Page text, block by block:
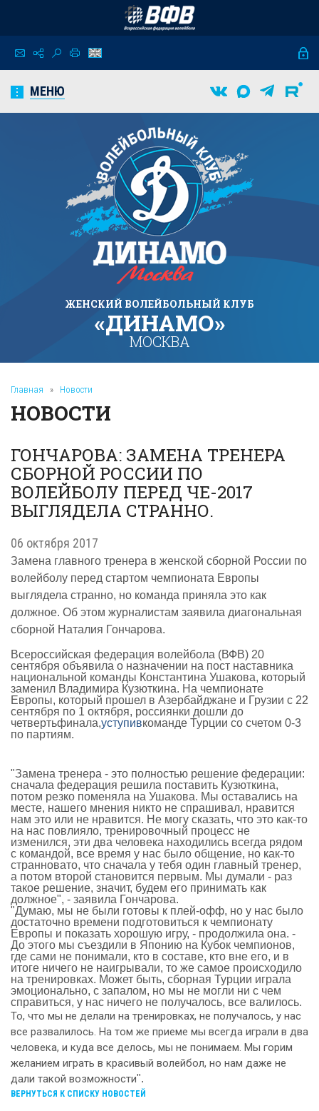
МЕНЮ
ЖЕНСКИЙ ВОЛЕЙБОЛЬНЫЙ КЛУБ
«ДИНАМО»
МОСКВА
Главная » Новости
НОВОСТИ
ГОНЧАРОВА: ЗАМЕНА ТРЕНЕРА
СБОРНОЙ РОССИИ ПО
ВОЛЕЙБОЛУ ПЕРЕД ЧЕ-2017
ВЫГЛЯДЕЛА СТРАННО.
06 октября 2017
Замена главного тренера в женской сборной России по
волейболу перед стартом чемпионата Европы
выглядела странно, но команда приняла это как
должное. Об этом журналистам заявила диагональная
сборной Наталия Гончарова.
Всероссийская федерация волейбола (ВФВ) 20
сентября объявила о назначении на пост наставника
национальной команды Константина Ушакова, который
заменил Владимира Кузюткина. На чемпионате
Европы, который прошел в Азербайджане и Грузии с 22
сентября по 1 октября, россиянки дошли до
четвертьфинала,уступивкоманде Турции со счетом 0-3
по партиям.
"Замена тренера - это полностью решение федерации:
сначала федерация решила поставить Кузюткина,
потом резко поменяла на Ушакова. Мы оставались на
месте, нашего мнения никто не спрашивал, нравится
нам это или не нравится. Не могу сказать, что это как-то
на нас повлияло, тренировочный процесс не
изменился, эти два человека находились всегда рядом
с командой, все время у нас было общение, но как-то
странновато, что сначала у тебя один главный тренер,
а потом второй становится первым. Мы думали - раз
такое решение, значит, будем его принимать как
должное", - заявила Гончарова.
"Думаю, мы не были готовы к плей-офф, но у нас было
достаточно времени подготовиться к чемпионату
Европы и показать хорошую игру, - продолжила она. -
До этого мы съездили в Японию на Кубок чемпионов,
где сами не понимали, кто в составе, кто вне его, и в
итоге ничего не наигрывали, то же самое происходило
на тренировках. Может быть, сборная Турции играла
эмоционально, с запалом, но мы не могли ни с чем
справиться, у нас ничего не получалось, все валилось.
То, что мы не делали на тренировках, не получалось, у нас
все развалилось. На том же приеме мы всегда играли в два
человека, и куда все делось, мы не понимаем. Мы горим
желанием играть в красивый волейбол, но нам даже не
дали такой возможности".
ВЕРНУТЬСЯ К СПИСКУ НОВОСТЕЙ